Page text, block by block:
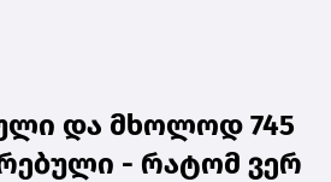
და მხოლოდ 745
- რატომ ვერ